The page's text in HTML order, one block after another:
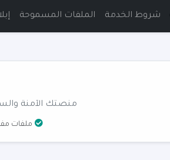
شروط الخدمة الملفات المسموحة
منصتك الآمنة
ملفات